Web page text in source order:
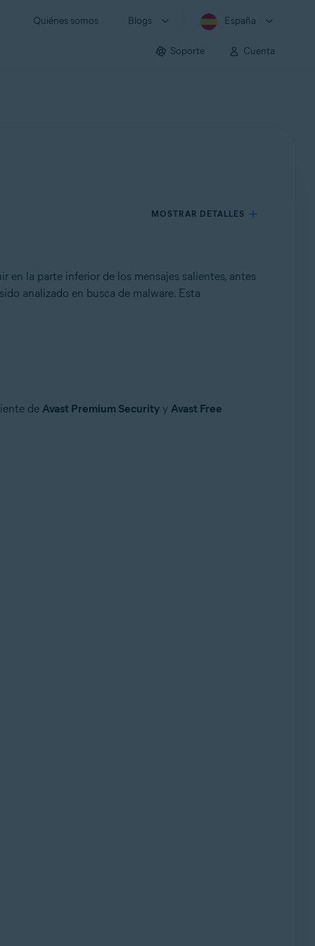
Quiénes somos Blogs España
Soporte Cuenta
MOSTRAR DETALLES
32 o 64 bits
la parte inferior de los mensajes salientes, antes
analizado en busca de malware. Esta
de Avast Premium Securityy Avast Free